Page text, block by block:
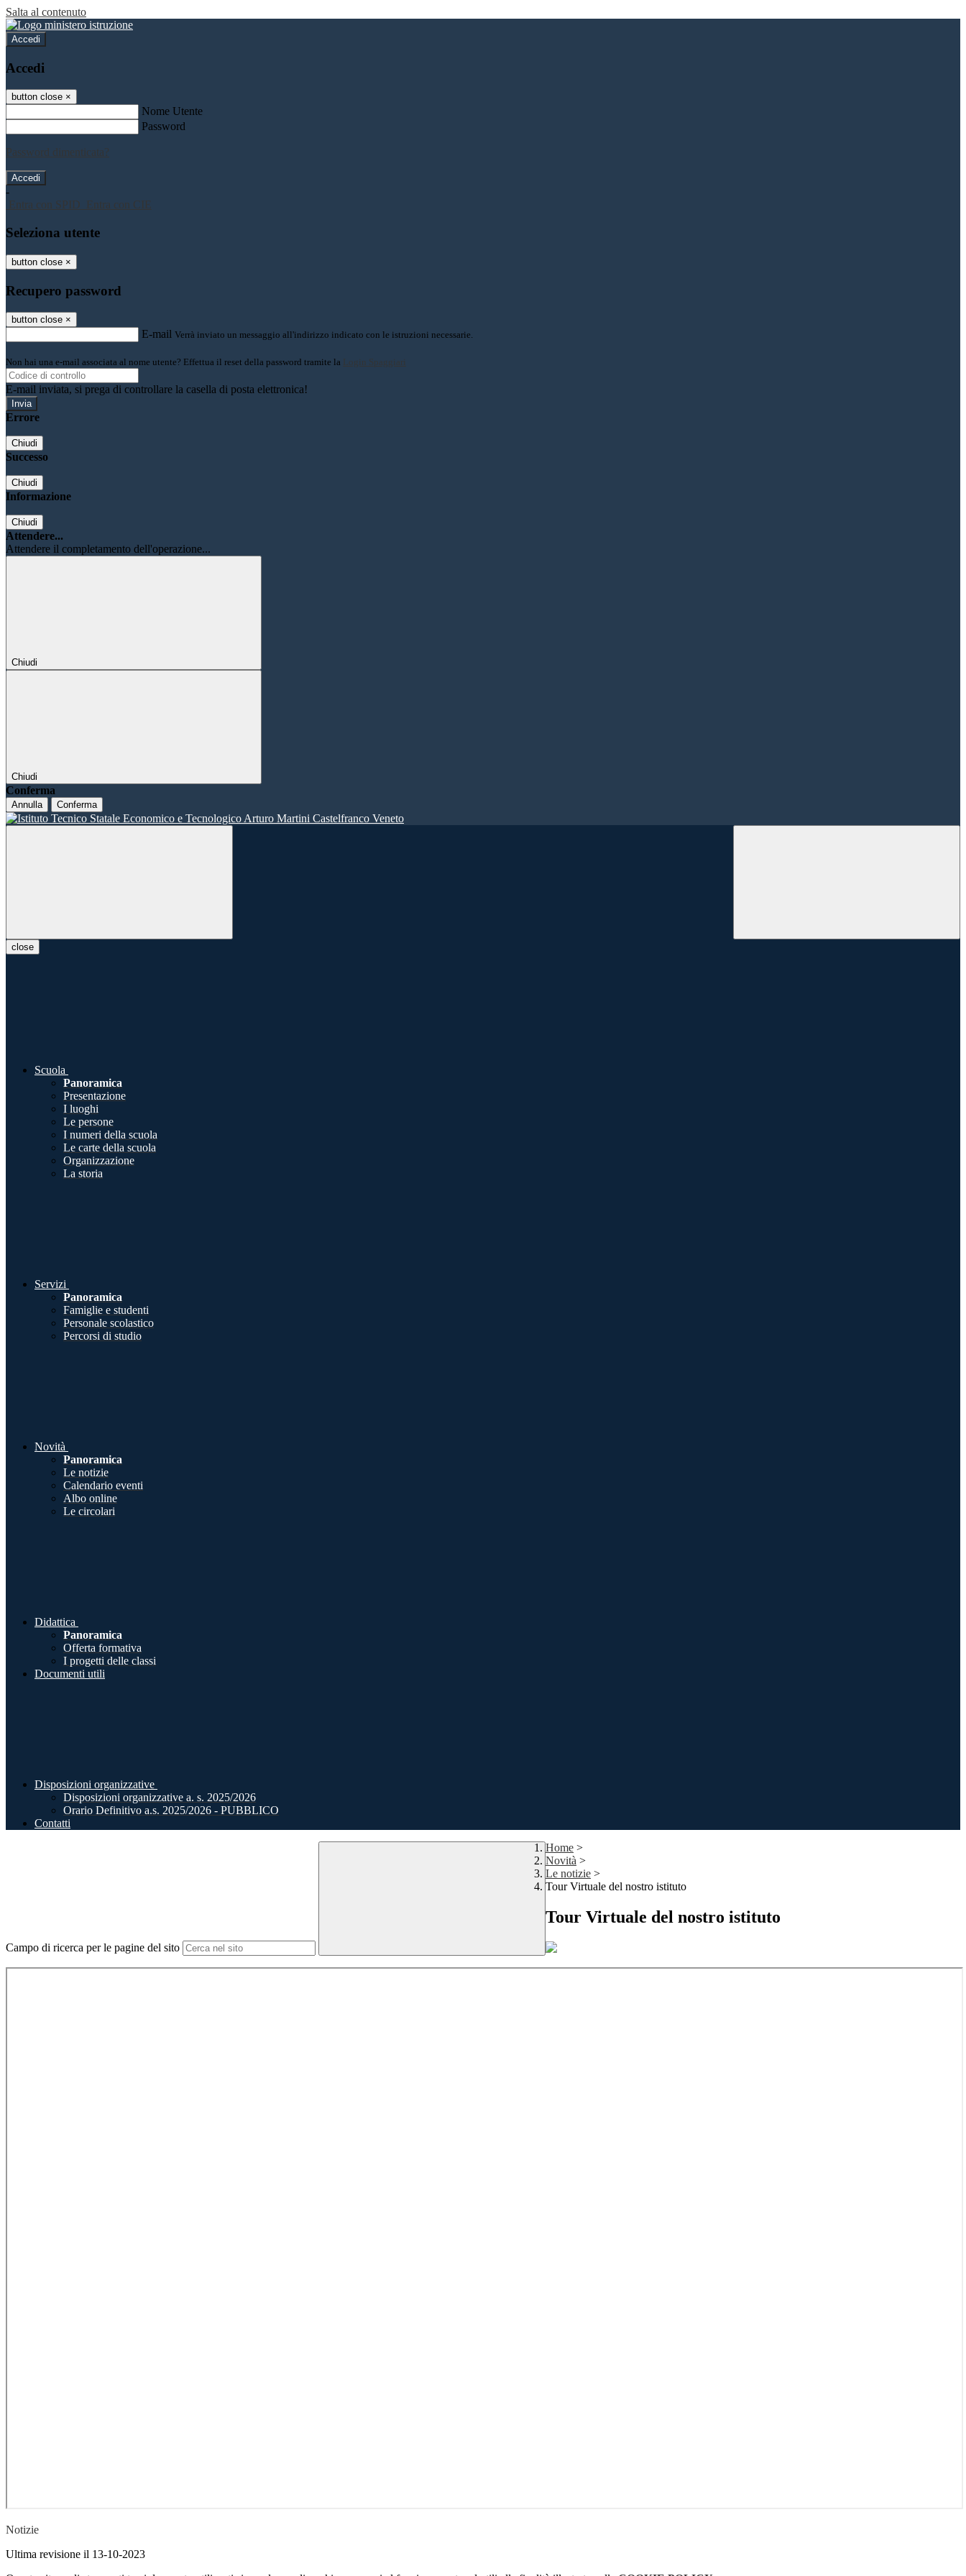
Salta al contenuto
Accedi
Accedi
button close ×
Nome Utente
Password
Password dimenticata?
-
Entra con SPID
Entra con CIE
Seleziona utente
button close ×
Recupero password
button close ×
E-mail Verrà inviato un messaggio all'indirizzo indicato con le istruzioni necessarie.
Non hai una e-mail associata al nome utente? Effettua il reset della password tramite la Login Spaggiari
E-mail inviata, si prega di controllare la casella di posta elettronica!
Errore
Chiudi
Successo
Chiudi
Informazione
Chiudi
Attendere...
Attendere il completamento dell'operazione...
Chiudi
Chiudi
Conferma
Annulla Conferma
close
Scuola
Panoramica
Presentazione
I luoghi
Le persone
I numeri della scuola
Le carte della scuola
Organizzazione
La storia
Servizi
Panoramica
Famiglie e studenti
Personale scolastico
Percorsi di studio
Novità
Panoramica
Le notizie
Calendario eventi
Albo online
Le circolari
Didattica
Panoramica
Offerta formativa
I progetti delle classi
Documenti utili
Disposizioni organizzative
Disposizioni organizzative a. s. 2025/2026
Orario Definitivo a.s. 2025/2026 - PUBBLICO
Contatti
Campo di ricerca per le pagine del sito
Home >
Novità >
Le notizie >
Tour Virtuale del nostro istituto
Tour Virtuale del nostro istituto
Notizie
Ultima revisione il 13-10-2023